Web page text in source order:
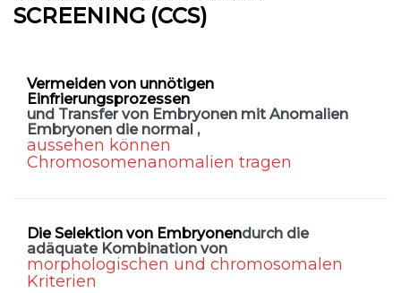
SCREENING (CCS)
Vermeiden von unnötigen
Einfrierungsprozessen
und Transfer von Embryonen mit Anomalien
Embryonen die normal ,
aussehen können
Chromosomenanomalien tragen
Die Selektion von Embryonendurch die
adäquate Kombination von
morphologischen und chromosomalen
Kriterien